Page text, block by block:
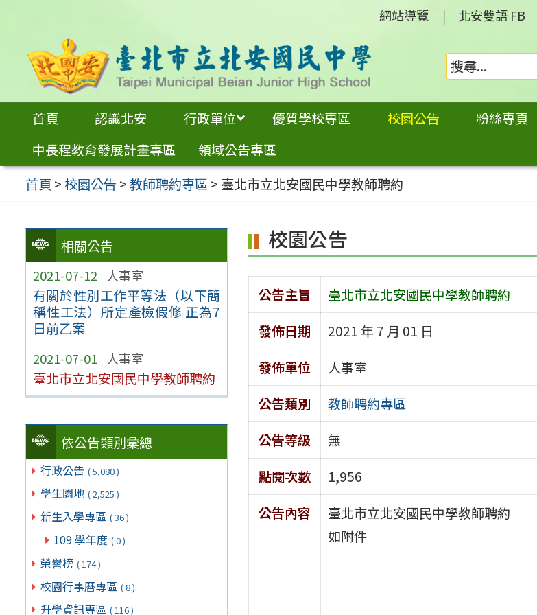
內
網站導覽 北安雙語 FB
首頁 認識北安 行政單位 優質學校專區 校園公告 粉絲專頁
中長程教育發展計畫專區
領域公告專區
首頁 >校園公告 >教師聘約專區> 臺北市立北安國民中學教師聘約
相關公告
2021-07-12 人事室
有關於性別工作平等法（以下簡
稱性工法）所定產檢假修 正為7
日前乙案
2021-07-01 人事室
臺北市立北安國民中學教師聘約
依公告類別彙總
行政公告 ( 5,080 )
學生園地 ( 2,525 )
新生入學專區 ( 36 )
109 學年度 ( 0 )
榮譽榜 ( 174 )
校園行事曆專區 ( 8 )
升學資訊專區 ( 116 )
校園公告
公告主旨
臺北市立北安國民中學教師聘約
發佈日期
2021 年 7 月 01 日
發佈單位
人事室
公告類別
教師聘約專區
公告等級
無
點閱次數
1,956
公告內容
臺北市立北安國民中學教師聘約
如附件